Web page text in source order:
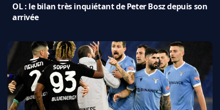
OL : le bilan très inquiétant de Peter Bosz depuis son
arrivée